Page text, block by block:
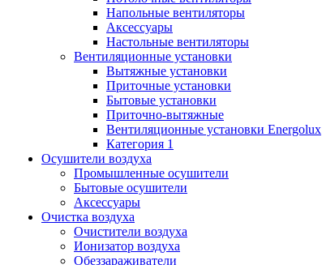
Напольные вентиляторы
Аксессуары
Настольные вентиляторы
Вентиляционные установки
Вытяжные установки
Приточные установки
Бытовые установки
Приточно-вытяжные
Вентиляционные установки Energolux
Категория 1
Осушители воздуха
Промышленные осушители
Бытовые осушители
Аксессуары
Очистка воздуха
Очистители воздуха
Ионизатор воздуха
Обеззараживатели